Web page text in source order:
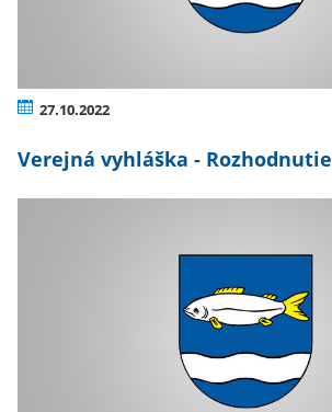
27.10.2022
Verejná vyhláška - Rozhodnutie